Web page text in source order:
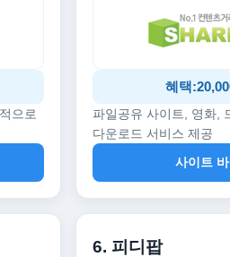
으로
혜택
파일공유 사이트, 영화,
다운로드 서비스 제공
사이트 바
6. 피디팝